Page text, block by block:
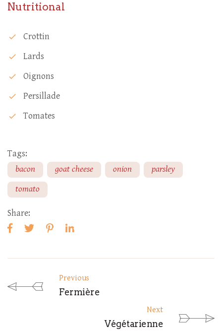
Nutritional
check Crottin
check Lards
check Oignons
check Persillade
check Tomates
Tags:
bacon
goat cheese onion
parsley
tomato
Share:
Previous
Fermière
Next
Végétarienne